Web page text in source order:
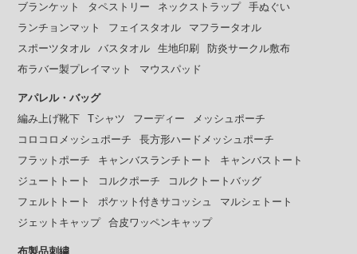
ブランケット
タペストリー ネックストラップ
手ぬぐい
ランチョンマット
フェイスタオル
マフラータオル
スポーツタオル
バスタオル 生地印刷
防炎サークル敷布
布ラバー製プレイマット
マウスパッド
アパレル・バッグ
編み上げ靴下
Tシャツ フーディー
メッシュポーチ
コロコロメッシュポーチ
長方形ハードメッシュポーチ
フラットポーチ
キャンバスランチトート
キャンバストート
ジュートトート
コルクポーチ
コルクトートバッグ
フェルトトート
ポケット付きサコッシュ
マルシェトート
ジェットキャップ
合皮ワッペンキャップ
布製品刺繍